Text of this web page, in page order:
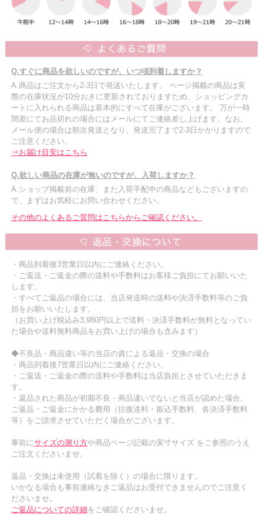
Q.すぐに商品を欲しいのですが、いつ頃到着しますか？
A.商品はご注文から2-3日で発送いたします。 ページ掲載の商品は実
際の在庫状況が10分おきに更新されておりますため、ショッピングカ
ートに入れられる商品は基本的にすべて在庫がございます。 万が一時
間差にてお品切れの場合にはメールにてご連絡差し上げます。なお、
メール便の場合は順次発送となり、発送完了まで2-3日かかりますので
ご注意ください。
⇒お届け目安はこちら
Q.欲しい商品の在庫が無いのですが、入荷しますか？
A.ショップ掲載前の在庫、また入荷手配中の商品などもございますの
で、まずはお気軽にお問い合わせください。
その他のよくあるご質問はこちらからご確認ください。
・商品到着後3営業日以内にご連絡ください。
・ご返送・ご返金の際の送料や手数料はお客様ご負担にてお願いいた
します。
・すべてご返品の場合には、当店発送時の送料や決済手数料等のご負
担をお願いいたします。
（お買い上げ税込み3,980円以上で送料・決済手数料が無料となってい
た場合や送料無料商品をお買い上げの場合も含みます）
◆不良品・商品違い等の当店の責による返品・交換の場合
・商品到着後7営業日以内にご連絡ください。
・ご返送・ご返金の際の送料や手数料は当店負担とさせていただきま
す。
・返品された商品が初期不良・商品違いでないと当店が認めた場合、
ご返品・ご返金にかかる費用（往復送料・振込手数料、各決済手数料
等）をご請求させていただく場合がございます。
事前にサイズの測り方や商品ページ記載の実寸サイズ をご参照のうえ
ご注文くださいませ。
返品・交換は未使用（試着を除く）の場合に限ります。
いかなる場合も事前連絡なきご返品はお受付できませんのでご注意く
ださいませ。
ご返品についての詳細をご確認くださいませ。